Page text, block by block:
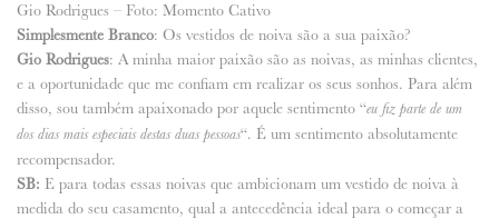
Gio Rodrigues – Foto: Momento Cativo
Simplesmente Branco: Os vestidos de noiva são a sua paixão?
Gio Rodrigues: A minha maior paixão são as noivas, as minhas clientes,
e a oportunidade que me confiam em realizar os seus sonhos. Para além
disso, sou também apaixonado por aquele sentimento “eu fiz parte de um
dos dias mais especiais destas duas pessoas“. É um sentimento absolutamente
recompensador.
SB: E para todas essas noivas que ambicionam um vestido de noiva à
medida do seu casamento, qual a antecedência ideal para o começar a